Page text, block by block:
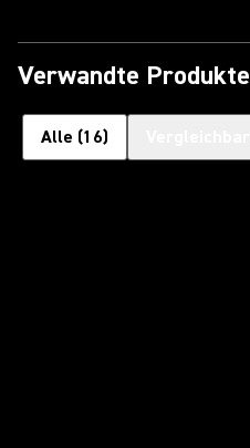
Verwandte Produkte
Alle (16)